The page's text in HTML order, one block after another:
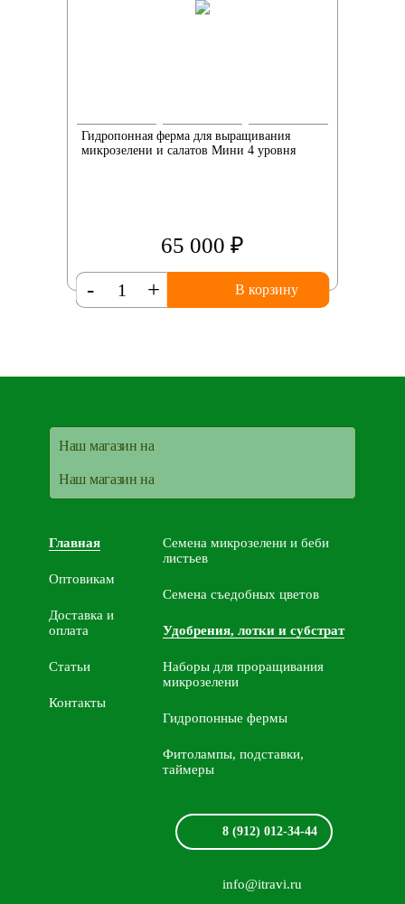
Гидропонная ферма для выращивания
микрозелени и салатов Мини 4 уровня
65 000 ₽
+
- В корзину
Наш магазин на
Наш магазин на
Главная
Оптовикам
Доставка и
оплата
Статьи
Контакты
Семена микрозелени и беби
листьев
Семена съедобных цветов
Удобрения, лотки и субстрат
Наборы для проращивания
микрозелени
Гидропонные фермы
Фитолампы, подставки,
таймеры
8 (912) 012-34-44
info@itravi.ru